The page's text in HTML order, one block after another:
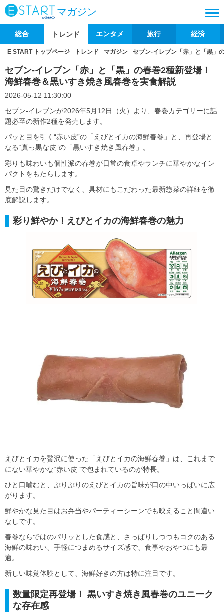
マガジン
総合 トレンド エンタメ 旅行 経済
E START トップページ トレンド マガジン セブン‐イレブン「赤」と「黒」
セブン‐イレブン「赤」と「黒」の春巻2種新登場！
海鮮春巻＆黒いすき焼き風春巻を実食解説
2026-05-12 11:30:00
セブン‐イレブンが2026年5月12日（火）より、春巻カテゴリーに話
題必至の新作2種を発売します。
パッと目を引く“赤い皮”の「えびとイカの海鮮春巻」と、再登場と
なる“真っ黒な皮”の「黒いすき焼き風春巻」。
彩りも味わいも個性派の春巻が日常の食卓やランチに華やかなイン
パクトをもたらします。
見た目の驚きだけでなく、具材にもこだわった最新惣菜の詳細を徹
底解説します。
彩り鮮やか！えびとイカの海鮮春巻の魅力
えびとイカを贅沢に使った「えびとイカの海鮮春巻」は、これまで
にない華やかな“赤い皮”で包まれているのが特長。
ひと口噛むと、ぷりぷりのえびとイカの旨味が口の中いっぱいに広
がります。
鮮やかな見た目はお弁当やパーティーシーンでも映えること間違い
なしです。
春巻ならではのパリッとした食感と、さっぱりしつつもコクのある
海鮮の味わい、手軽につまめるサイズ感で、食事やおやつにも最
適。
新しい味覚体験として、海鮮好きの方は特に注目です。
数量限定再登場！ 黒いすき焼き風春巻のユニーク
な存在感